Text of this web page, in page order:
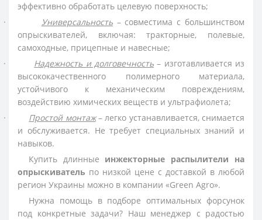
эффективно обработать целевую поверхность;
·
Универсальность– совместима с большинством
опрыскивателей, включая: тракторные, полевые,
самоходные, прицепные и навесные;
·
Надежность и долговечность– изготавливается из
высококачественного полимерного материала,
устойчивого к механическим повреждениям,
воздействию химических веществ и ультрафиолета;
·
Простой монтаж– легко устанавливается, снимается
и обслуживается. Не требует специальных знаний и
навыков.
Купить длинные инжекторные распылители на
опрыскиватель по низкой цене с доставкой в любой
регион Украины можно в компании «Green Agro».
Нужна помощь в подборе оптимальных форсунок
под конкретные задачи? Наш менеджер с радостью